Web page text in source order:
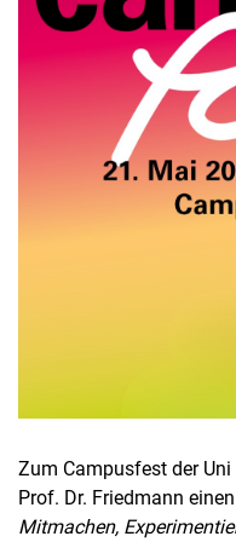
Zum Campusfest der
Prof. Dr. Friedmann
Mitmachen,